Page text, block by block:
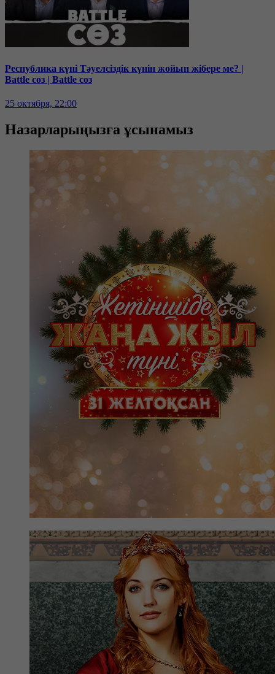
Республика күні Тәуелсіздік күнін жойып жібере ме? |
Battle сөз | Battle соз
25 октября, 22:00
Назарларыңызға ұсынамыз